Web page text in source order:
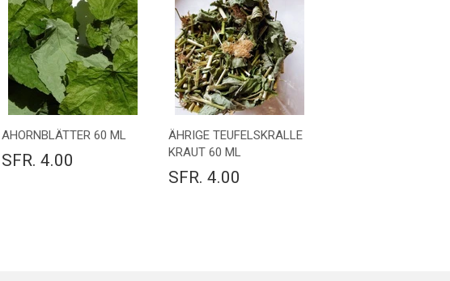
AHORNBLÄTTER 60 ML
SFR. 4.00
ÄHRIGE TEUFELSKRALLE
KRAUT 60 ML
SFR. 4.00